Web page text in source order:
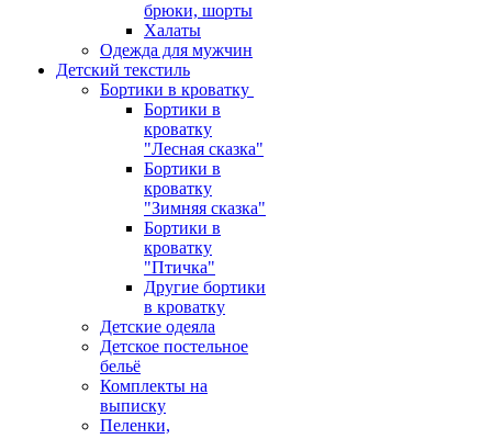
брюки, шорты
Халаты
Одежда для мужчин
Детский текстиль
Бортики в кроватку
Бортики в
кроватку
"Лесная сказка"
Бортики в
кроватку
"Зимняя сказка"
Бортики в
кроватку
"Птичка"
Другие бортики
в кроватку
Детские одеяла
Детское постельное
бельё
Комплекты на
выписку
Пеленки,